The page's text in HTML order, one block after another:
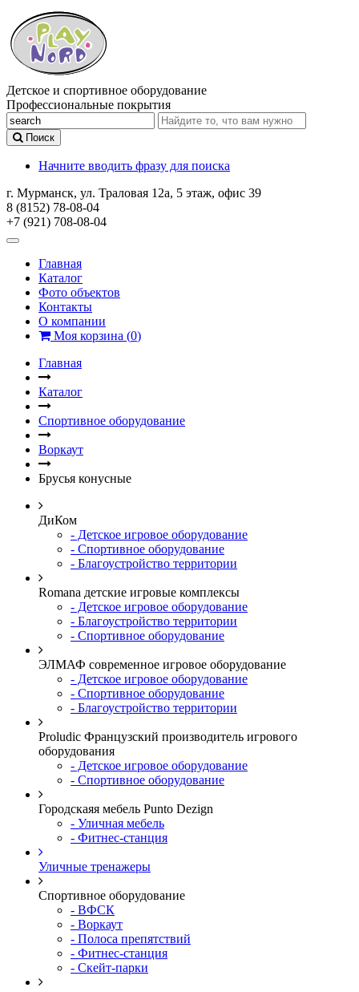
Детское и спортивное оборудование
Профессиональные покрытия
Поиск
Начните вводить фразу для поиска
г. Мурманск, ул. Траловая 12а, 5 этаж, офис 39
8 (8152) 78-08-04
+7 (921) 708-08-04
Главная
Каталог
Фото объектов
Контакты
О компании
Моя корзина (0)
Главная
Каталог
Спортивное оборудование
Воркаут
Брусья конусные
ДиКом
- Детское игровое оборудование
- Спортивное оборудование
- Благоустройство территории
Romana детские игровые комплексы
- Детское игровое оборудование
- Благоустройство территории
- Спортивное оборудование
ЭЛМАФ современное игровое оборудование
- Детское игровое оборудование
- Спортивное оборудование
- Благоустройство территории
Proludic Французский производитель игрового
оборудования
- Детское игровое оборудование
- Спортивное оборудование
Городскаяя мебель Punto Dezign
- Уличная мебель
- Фитнес-станция
Уличные тренажеры
Спортивное оборудование
- ВФСК
- Воркаут
- Полоса препятствий
- Фитнес-станция
- Скейт-парки